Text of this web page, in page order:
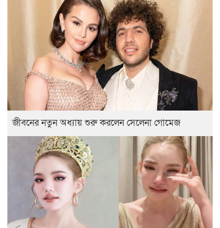
জীবনের নতুন অধ্যায় শুরু করলেন সেলেনা গোমেজ